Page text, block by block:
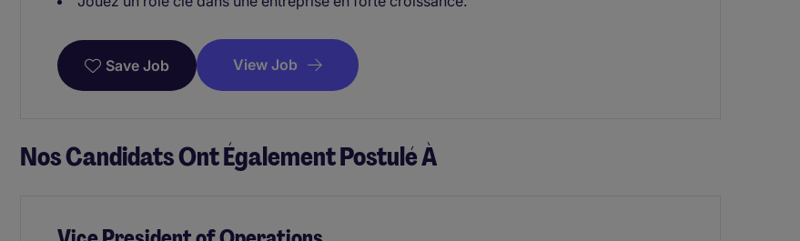
Save Job View Job
Nos Candidats Ont Également Postulé À